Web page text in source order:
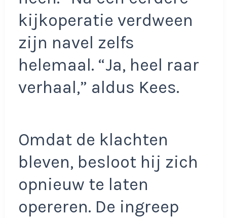
kijkoperatie verdween
zijn navel zelfs
helemaal. “Ja, heel raar
verhaal,” aldus Kees.
Omdat de klachten
bleven, besloot hij zich
opnieuw te laten
opereren. De ingreep